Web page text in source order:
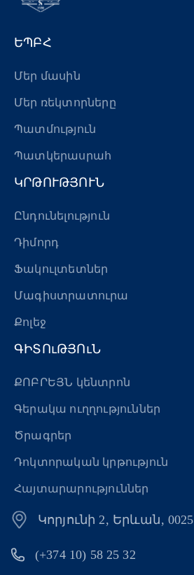
ԵՊԲՀ
Մեր մասին
Մեր ռեկտորները
Պատմություն
Պատկերասրահ
ԿՐԹՈՒԹՅՈՒՆ
Ընդունելություն
Դիմորդ
Ֆակուլտետներ
Մագիստրատուրա
Քոլեջ
ԳԻՏՈւԹՅՈւՆ
ՔՈԲՐԵՅՆ կենտրոն
Գերակա ուղղություններ
Ծրագրեր
Դոկտորական կրթություն
Հայտարարություններ
Կորյունի 2, Երևան, 0025
(+374 10) 58 25 32